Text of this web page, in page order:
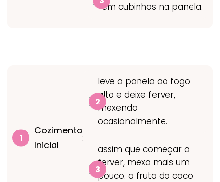
em cubinhos na panela.
Cozimento
Inicial
:
leve a panela ao fogo
alto e deixe ferver,
mexendo
ocasionalmente.
assim que começar a
ferver, mexa mais um
pouco. a fruta do coco